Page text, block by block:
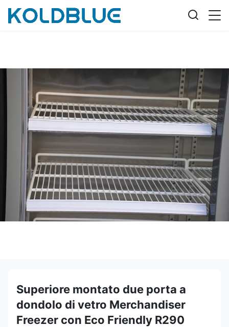
Superiore montato due porta a
dondolo di vetro Merchandiser
Freezer con Eco Friendly R290